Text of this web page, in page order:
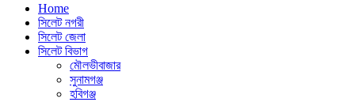
Home
সিলেট নগরী
সিলেট জেলা
সিলেট বিভাগ
মৌলভীবাজার
সুনামগঞ্জ
হবিগঞ্জ